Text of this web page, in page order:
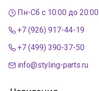
Пн-Сб с 10:00 до 20:00
+7 (926) 917-44-19
+7 (499) 390-37-50
info@styling-parts.ru